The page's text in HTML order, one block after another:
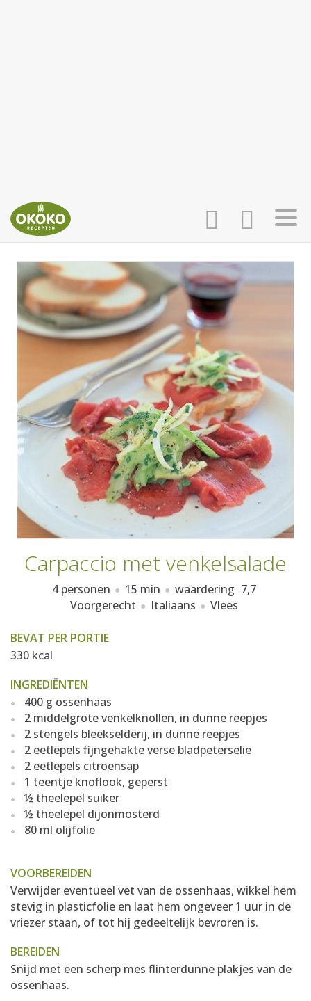
INLOGGEN
AANMELDEN
HOME
RECEPTEN
WEEKMENU'S
KOOKBOEKEN
Carpaccio met venkelsalade
4 personen 15 min waardering 7,7
Voorgerecht
Italiaans Vlees
BEVAT PER PORTIE
330 kcal
INGREDIËNTEN
400 g ossenhaas
2 middelgrote venkelknollen, in dunne reepjes
2 stengels bleekselderij, in dunne reepjes
2 eetlepels fijngehakte verse bladpeterselie
2 eetlepels citroensap
1 teentje knoflook, geperst
½ theelepel suiker
½ theelepel dijonmosterd
80 ml olijfolie
VOORBEREIDEN
Verwijder eventueel vet van de ossenhaas, wikkel hem
stevig in plasticfolie en laat hem ongeveer 1 uur in de
vriezer staan, of tot hij gedeeltelijk bevroren is.
BEREIDEN
Snijd met een scherp mes flinterdunne plakjes van de
ossenhaas.